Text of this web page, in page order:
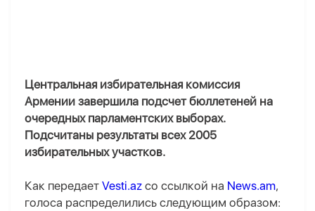
Центральная избирательная комиссия
Армении завершила подсчет бюллетеней на
очередных парламентских выборах.
Подсчитаны результаты всех 2005
избирательных участков.
Как передает Vesti.az со ссылкой на News.am,
голоса распределились следующим образом: